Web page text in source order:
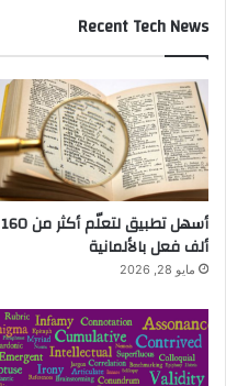
Recent Tech News
أسهل تطبيق لتعلّم أكثر من 160
ألف فعل بالألمانية
مايو 28, 2026